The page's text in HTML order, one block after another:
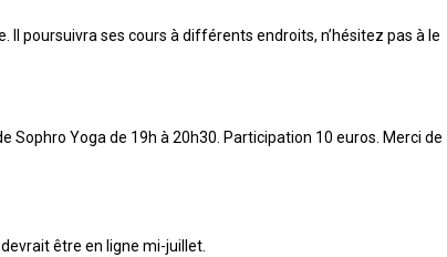
Il poursuivra ses cours à différents endroits, n’hésitez pas à le
Sophro Yoga de 19h à 20h30. Participation 10 euros. Merci de
être en ligne mi-juillet.